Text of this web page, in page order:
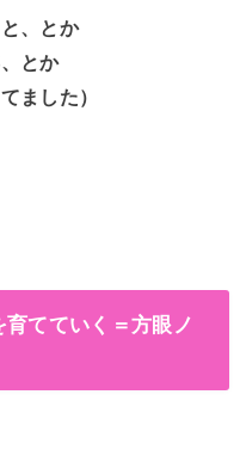
、とか
とか
ました）
てていく＝方眼ノ